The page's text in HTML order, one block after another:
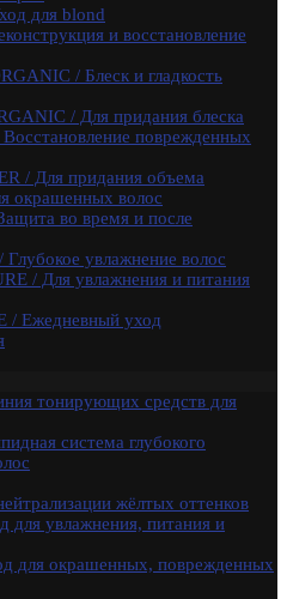
система глубокого
жёлтых оттенков
для увлажнения, питания и
для окрашенных, поврежденных
линия по уходу за волосами
уход для волос и кожи головы
корней до кончиков
и блеск
волос
выпадения волос
увлажнение
цвета
за волосами
/ Уходу за гладкими и
Завивка
волос
- Экстракт кокоса /
волос
/ Экстракт пурпурного женьшеня
- Экстракт алоэ / Против перхоти
/ Экстракт бамбука
/ Поддержание яркости
для blond
и восстановление
/ Блеск и гладкость
/ Для придания блеска
поврежденных
/ Для придания объема
окрашенных волос
во время и после
увлажнение волос
/ Для увлажнения и питания
/ Ежедневный уход
тонирующих средств для
система глубокого
жёлтых оттенков
для увлажнения, питания и
для окрашенных, поврежденных